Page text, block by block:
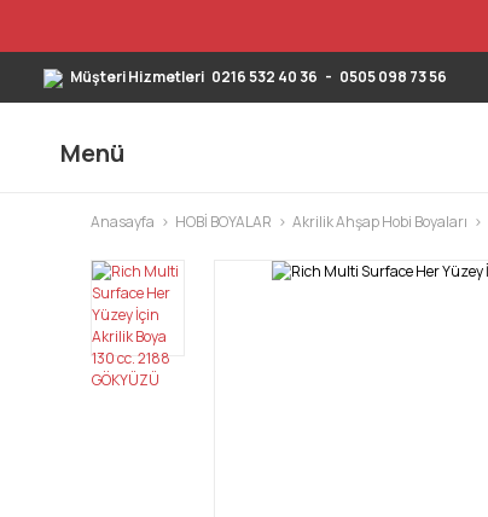
Müşteri Hizmetleri 0216 532 40 36 - 0505 098 73 56
Menü
Anasayfa HOBİ BOYALAR Akrilik Ahşap Hobi Boyaları